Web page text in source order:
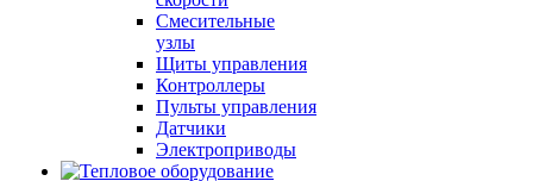
Смесительные
узлы
Щиты управления
Контроллеры
Пульты управления
Датчики
Электроприводы